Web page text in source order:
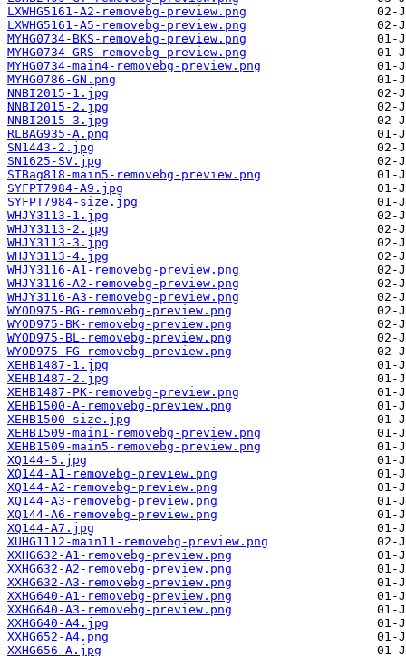
LXWHG5161-A2-removebg-preview.png
LXWHG5161-A5-removebg-preview.png
MYHG0734-BKS-removebg-preview.png
MYHG0734-GRS-removebg-preview.png
MYHG0734-main4-removebg-preview.png
MYHG0786-GN.png
NNBI2015-1.jpg
NNBI2015-2.jpg
NNBI2015-3.jpg
RLBAG935-A.png
SN1443-2.jpg
SN1625-SV.jpg
STBag818-main5-removebg-preview.png
SYFPT7984-A9.jpg
SYFPT7984-size.jpg
WHJY3113-1.jpg
WHJY3113-2.jpg
WHJY3113-3.jpg
WHJY3113-4.jpg
WHJY3116-A1-removebg-preview.png
WHJY3116-A2-removebg-preview.png
WHJY3116-A3-removebg-preview.png
WYOD975-BG-removebg-preview.png
WYOD975-BK-removebg-preview.png
WYOD975-BL-removebg-preview.png
WYOD975-FG-removebg-preview.png
XEHB1487-1.jpg
XEHB1487-2.jpg
XEHB1487-PK-removebg-preview.png
XEHB1500-A-removebg-preview.png
XEHB1500-size.jpg
XEHB1509-main1-removebg-preview.png
XEHB1509-main5-removebg-preview.png
XQ144-5.jpg
XQ144-A1-removebg-preview.png
XQ144-A2-removebg-preview.png
XQ144-A3-removebg-preview.png
XQ144-A6-removebg-preview.png
XQ144-A7.jpg
XUHG1112-main11-removebg-preview.png
XXHG632-A1-removebg-preview.png
XXHG632-A2-removebg-preview.png
XXHG632-A3-removebg-preview.png
XXHG640-A1-removebg-preview.png
XXHG640-A3-removebg-preview.png
XXHG640-A4.jpg
XXHG652-A4.png
XXHG656-A.jpg